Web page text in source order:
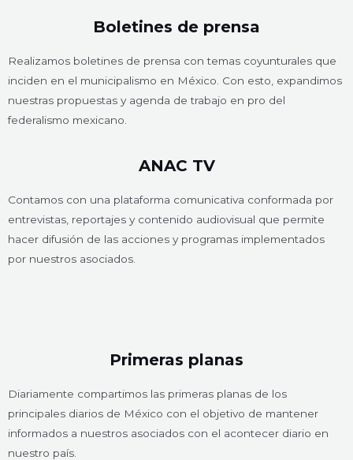
Boletines de prensa
Realizamos boletines de prensa con temas coyunturales que
inciden en el municipalismo en México. Con esto, expandimos
nuestras propuestas y agenda de trabajo en pro del
federalismo mexicano.
ANAC TV
Contamos con una plataforma comunicativa conformada por
entrevistas, reportajes y contenido audiovisual que permite
hacer difusión de las acciones y programas implementados
por nuestros asociados.
Primeras planas
Diariamente compartimos las primeras planas de los
principales diarios de México con el objetivo de mantener
informados a nuestros asociados con el acontecer diario en
nuestro país.